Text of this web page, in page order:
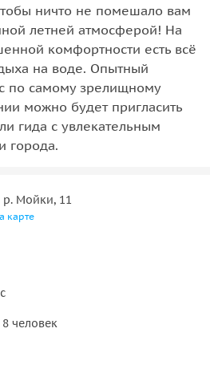
ничто не помешало вам
летней атмосферой! На
комфортности есть всё
на воде. Опытный
по самому зрелищному
можно будет пригласить
гида с увлекательным
города.
р. Мойки, 11
карте
человек